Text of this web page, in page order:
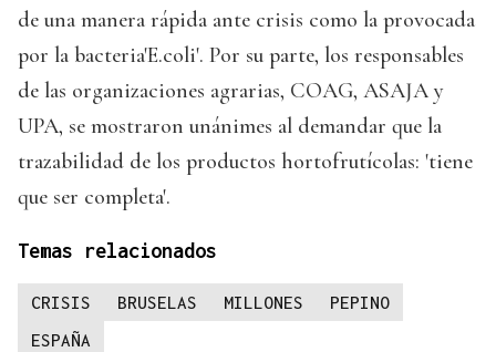
de una manera rápida ante crisis como la provocada
por la bacteria'E.coli'. Por su parte, los responsables
de las organizaciones agrarias, COAG, ASAJA y
UPA, se mostraron unánimes al demandar que la
trazabilidad de los productos hortofrutícolas: 'tiene
que ser completa'.
Temas relacionados
CRISIS BRUSELAS MILLONES
PEPINO
ESPAÑA